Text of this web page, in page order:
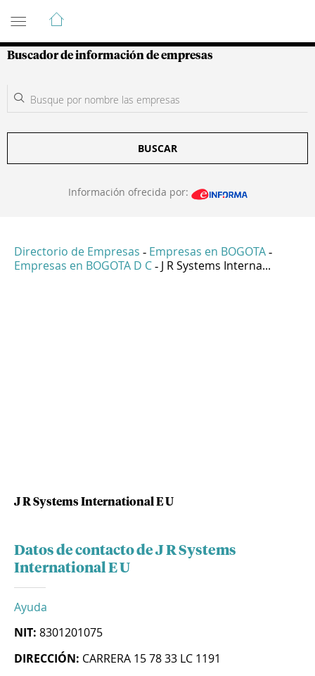
Guía de Empresas Colombianas
Buscador de información de empresas
BUSCAR
Información ofrecida por:
Directorio de Empresas - Empresas en BOGOTA -
Empresas en BOGOTA D C - J R Systems Interna...
J R Systems International E U
Datos de contacto de J R Systems
International E U
Ayuda
NIT: 8301201075
DIRECCIÓN: CARRERA 15 78 33 LC 1191